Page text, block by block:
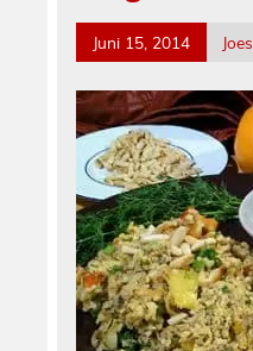
Juni 15, 2014